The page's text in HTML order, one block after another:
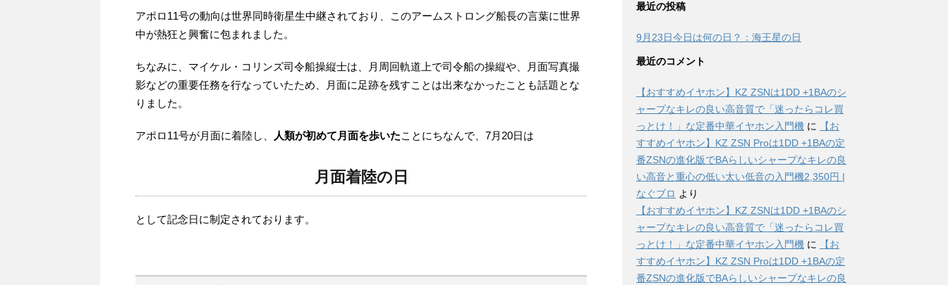
アポロ11号の動向は世界同時衛星生中継されており、このアームストロング船長の言葉に世界
中が熱狂と興奮に包まれました。
ちなみに、マイケル・コリンズ司令船操縦士は、月周回軌道上で司令船の操縦や、月面写真撮
影などの重要任務を行なっていたため、月面に足跡を残すことは出来なかったことも話題とな
りました。
アポロ11号が月面に着陸し、 人類が初めて月面を歩いたことにちなんで、7月20日は
月面着陸の日
として記念日に制定されております。
最近の投稿
9月23日今日は何の日？：海王星の日
最近のコメント
【おすすめイヤホン】KZ ZSNは1DD +1BAのシ
ャープなキレの良い高音質で「迷ったらコレ買
っとけ！」な定番中華イヤホン入門機 に
【お
すすめイヤホン】KZ ZSN Proは1DD +1BAの定
番ZSNの進化版でBAらしいシャープなキレの良
い高音と重心の低い太い低音の入門機2,350円 |
なぐブロ より
【おすすめイヤホン】KZ ZSNは1DD +1BAのシ
ャープなキレの良い高音質で「迷ったらコレ買
っとけ！」な定番中華イヤホン入門機 に
【お
すすめイヤホン】KZ ZSN Proは1DD +1BAの定
番ZSNの進化版でBAらしいシャープなキレの良